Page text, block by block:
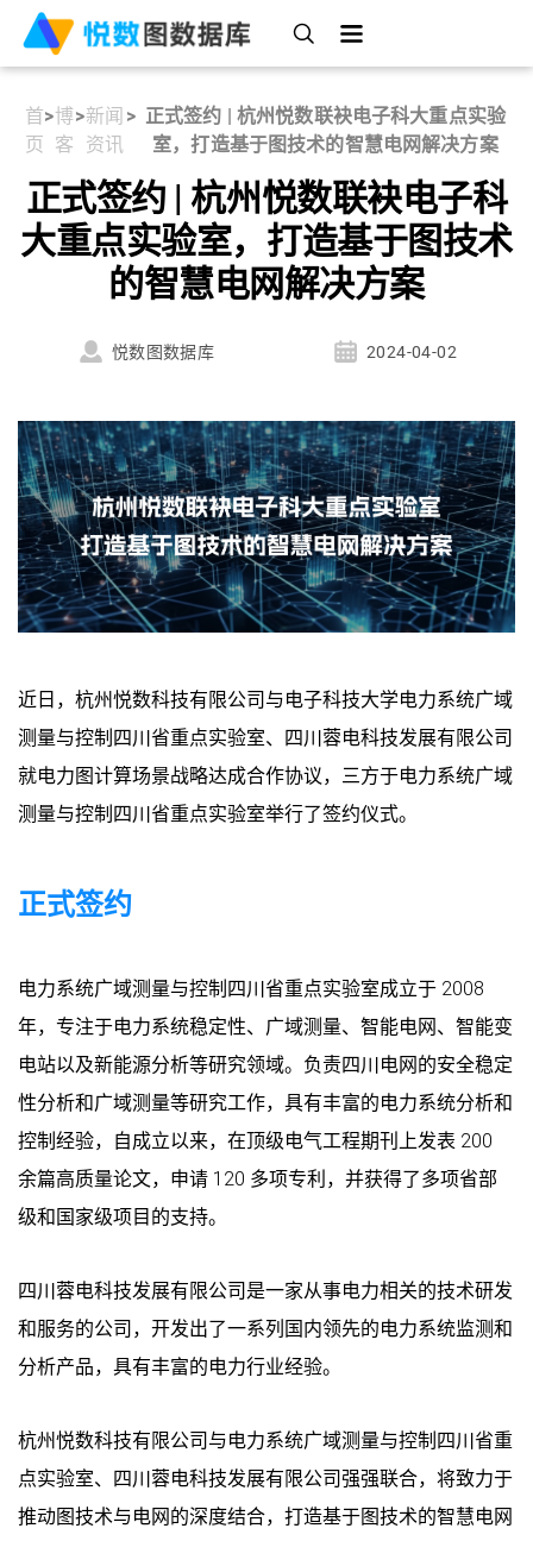
首
页
>博
客
>新闻
资讯
> 正式签约 | 杭州悦数联袂电子科大重点实验
室，打造基于图技术的智慧电网解决方案
正式签约 | 杭州悦数联袂电子科
大重点实验室，打造基于图技术
的智慧电网解决方案
悦数图数据库 2024-04-02
近日，杭州悦数科技有限公司与电子科技大学电力系统广域
测量与控制四川省重点实验室、四川蓉电科技发展有限公司
就电力图计算场景战略达成合作协议，三方于电力系统广域
测量与控制四川省重点实验室举行了签约仪式。
正式签约
电力系统广域测量与控制四川省重点实验室成立于 2008
年，专注于电力系统稳定性、广域测量、智能电网、智能变
电站以及新能源分析等研究领域。负责四川电网的安全稳定
性分析和广域测量等研究工作，具有丰富的电力系统分析和
控制经验，自成立以来，在顶级电气工程期刊上发表 200
余篇高质量论文，申请 120 多项专利，并获得了多项省部
级和国家级项目的支持。
四川蓉电科技发展有限公司是一家从事电力相关的技术研发
和服务的公司，开发出了一系列国内领先的电力系统监测和
分析产品，具有丰富的电力行业经验。
杭州悦数科技有限公司与电力系统广域测量与控制四川省重
点实验室、四川蓉电科技发展有限公司强强联合，将致力于
推动图技术与电网的深度结合，打造基于图技术的智慧电网